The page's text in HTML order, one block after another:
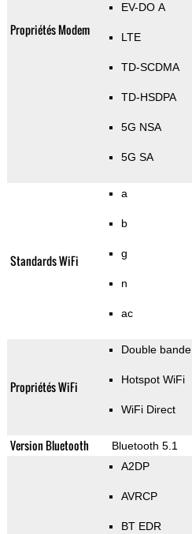
Propriétés Modem
EV-DO A
LTE
TD-SCDMA
TD-HSDPA
5G NSA
5G SA
Standards WiFi
a
b
g
n
ac
Propriétés WiFi
Double bande
Hotspot WiFi
WiFi Direct
Version Bluetooth Bluetooth 5.1
A2DP
AVRCP
BT EDR